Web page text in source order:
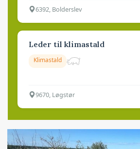
6392, Bolderslev
Leder til klimastald
Klimastald
9670, Løgstør